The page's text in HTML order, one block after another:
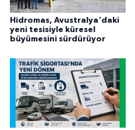
Hidromas, Avustralya'daki
yeni tesisiyle küresel
büyümesini sürdürüyor